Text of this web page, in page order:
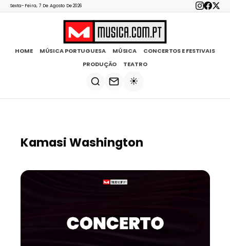
Sexta-Feira, 7 De Agosto De 2026
HOME MÚSICA PORTUGUESA MÚSICA
CONCERTOS E FESTIVAIS
PRODUÇÃO
TEATRO
☀️
Kamasi Washington